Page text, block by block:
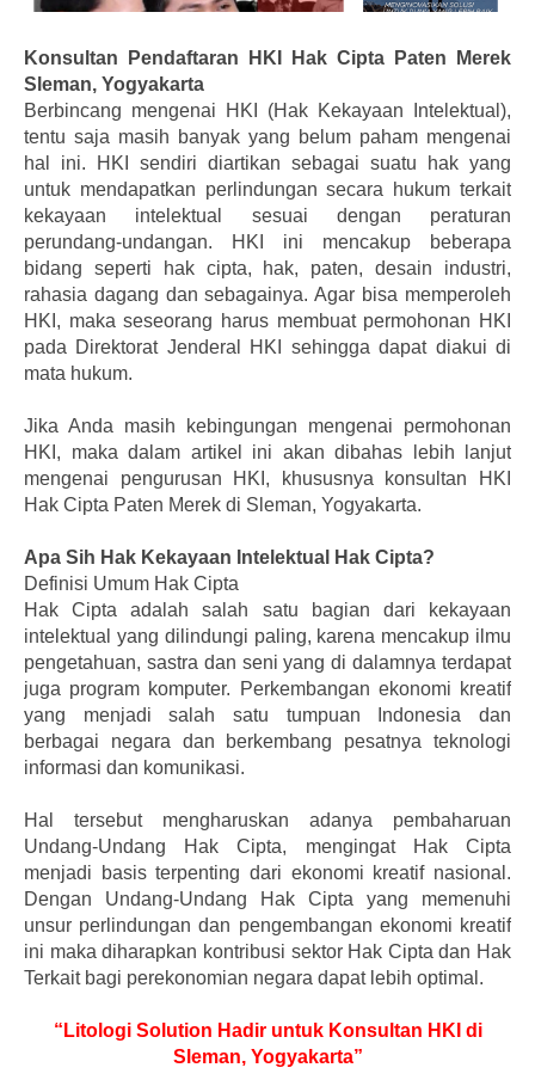
Konsultan Pendaftaran HKI Hak Cipta Paten Merek
Sleman, Yogyakarta
Berbincang mengenai HKI (Hak Kekayaan Intelektual),
tentu saja masih banyak yang belum paham mengenai
hal ini. HKI sendiri diartikan sebagai suatu hak yang
untuk mendapatkan perlindungan secara hukum terkait
kekayaan intelektual sesuai dengan peraturan
perundang-undangan. HKI ini mencakup beberapa
bidang seperti hak cipta, hak, paten, desain industri,
rahasia dagang dan sebagainya. Agar bisa memperoleh
HKI, maka seseorang harus membuat permohonan HKI
pada Direktorat Jenderal HKI sehingga dapat diakui di
mata hukum.
Jika Anda masih kebingungan mengenai permohonan
HKI, maka dalam artikel ini akan dibahas lebih lanjut
mengenai pengurusan HKI, khususnya konsultan HKI
Hak Cipta Paten Merek di Sleman, Yogyakarta.
Apa Sih Hak Kekayaan Intelektual Hak Cipta?
Definisi Umum Hak Cipta
Hak Cipta adalah salah satu bagian dari kekayaan
intelektual yang dilindungi paling, karena mencakup ilmu
pengetahuan, sastra dan seni yang di dalamnya terdapat
juga program komputer. Perkembangan ekonomi kreatif
yang menjadi salah satu tumpuan Indonesia dan
berbagai negara dan berkembang pesatnya teknologi
informasi dan komunikasi.
Hal tersebut mengharuskan adanya pembaharuan
Undang-Undang Hak Cipta, mengingat Hak Cipta
menjadi basis terpenting dari ekonomi kreatif nasional.
Dengan Undang-Undang Hak Cipta yang memenuhi
unsur perlindungan dan pengembangan ekonomi kreatif
ini maka diharapkan kontribusi sektor Hak Cipta dan Hak
Terkait bagi perekonomian negara dapat lebih optimal.
“Litologi Solution Hadir untuk Konsultan HKI di
Sleman, Yogyakarta”